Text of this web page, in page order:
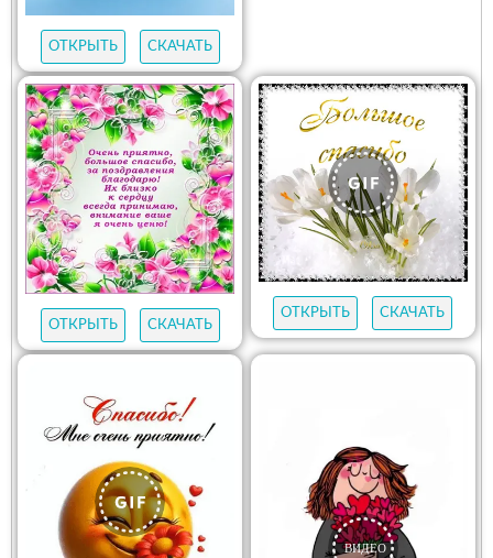
ОТКРЫТЬ СКАЧАТЬ
ОТКРЫТЬ СКАЧАТЬ
ОТКРЫТЬ СКАЧАТЬ